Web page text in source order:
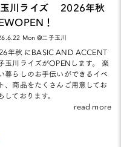
川ライズ 2026年秋
！
Mon @二子玉川
年秋 にBASIC AND ACCENT
玉川ライズがOPENします。 楽
暮らしのお手伝いができるイベ
、商品をたくさんご用意してお
しております。
read more